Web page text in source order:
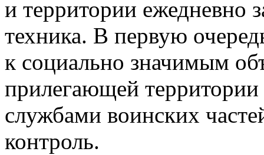
и территории ежедневно
техника. В первую
к социально значимым
прилегающей
службами воинских
контроль.